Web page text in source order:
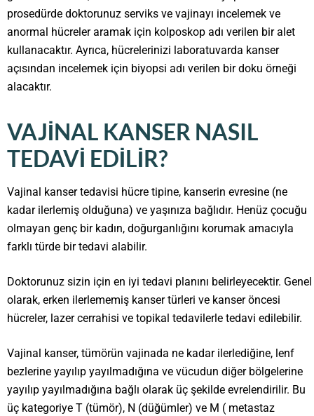
prosedürde doktorunuz serviks ve vajinayı incelemek ve
anormal hücreler aramak için kolposkop adı verilen bir alet
kullanacaktır. Ayrıca, hücrelerinizi laboratuvarda kanser
açısından incelemek için biyopsi adı verilen bir doku örneği
alacaktır.
VAJINAL KANSER NASIL
TEDAVI EDILIR?
Vajinal kanser tedavisi hücre tipine, kanserin evresine (ne
kadar ilerlemiş olduğuna) ve yaşınıza bağlıdır. Henüz çocuğu
olmayan genç bir kadın, doğurganlığını korumak amacıyla
farklı türde bir tedavi alabilir.
Doktorunuz sizin için en iyi tedavi planını belirleyecektir. Genel
olarak, erken ilerlememiş kanser türleri ve kanser öncesi
hücreler, lazer cerrahisi ve topikal tedavilerle tedavi edilebilir.
Vajinal kanser, tümörün vajinada ne kadar ilerlediğine, lenf
bezlerine yayılıp yayılmadığına ve vücudun diğer bölgelerine
yayılıp yayılmadığına bağlı olarak üç şekilde evrelendirilir. Bu
üç kategoriye T (tümör), N (düğümler) ve M ( metastaz